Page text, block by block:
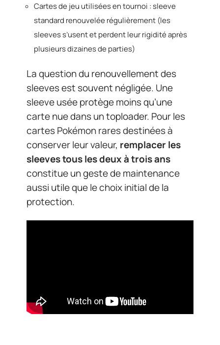
Cartes de jeu utilisées en tournoi : sleeve
standard renouvelée régulièrement (les
sleeves s’usent et perdent leur rigidité après
plusieurs dizaines de parties)
La question du renouvellement des
sleeves est souvent négligée. Une
sleeve usée protège moins qu’une
carte nue dans un toploader. Pour les
cartes Pokémon rares destinées à
conserver leur valeur, remplacer les
sleeves tous les deux à trois ans
constitue un geste de maintenance
aussi utile que le choix initial de la
protection.